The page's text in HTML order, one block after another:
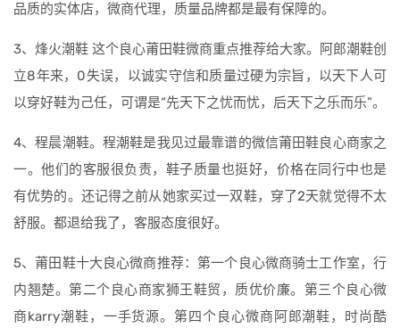
品质的实体店，微商代理，质量品牌都是最有保障的。
3、烽火潮鞋 这个良心莆田鞋微商重点推荐给大家。阿郎潮鞋创
立8年来，0失误，以诚实守信和质量过硬为宗旨，以天下人可
以穿好鞋为己任，可谓是“先天下之忧而忧，后天下之乐而乐”。
4、程晨潮鞋。程潮鞋是我见过最靠谱的微信莆田鞋良心商家之
一。他们的客服很负责，鞋子质量也挺好，价格在同行中也是
有优势的。还记得之前从她家买过一双鞋，穿了2天就觉得不太
舒服。都退给我了，客服态度很好。
5、莆田鞋十大良心微商推荐：第一个良心微商骑士工作室，行
内翘楚。第二个良心商家狮王鞋贸，质优价廉。第三个良心微
商karry潮鞋，一手货源。第四个良心微商阿郎潮鞋，时尚酷